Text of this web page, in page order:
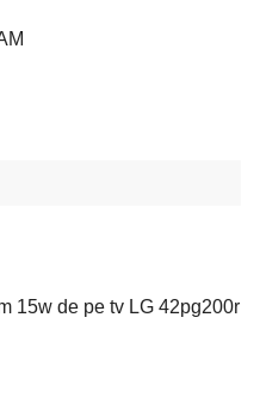
15w de pe tv LG 42pg200r